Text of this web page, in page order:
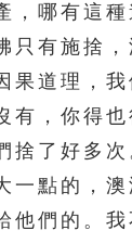
，哪有這種
只有施捨，
果道理，我
有，你得
捨了好多次
一點的，澳
他們的。